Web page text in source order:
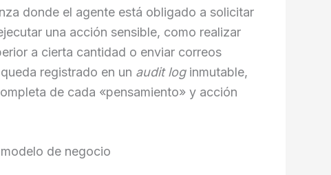
donde el agente está obligado a solicitar
una acción sensible, como realizar
a cierta cantidad o enviar correos
registrado en un audit loginmutable,
de cada «pensamiento» y acción
de negocio